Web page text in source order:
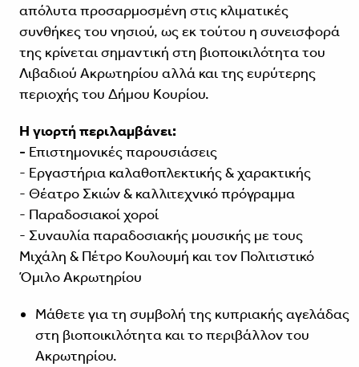
απόλυτα προσαρμοσμένη στις κλιματικές
συνθήκες του νησιού, ως εκ τούτου η συνεισφορά
της κρίνεται σημαντική στη βιοποικιλότητα του
Λιβαδιού Ακρωτηρίου αλλά και της ευρύτερης
περιοχής του Δήμου Κουρίου.
Η γιορτή περιλαμβάνει:
- Επιστημονικές παρουσιάσεις
- Εργαστήρια καλαθοπλεκτικής & χαρακτικής
- Θέατρο Σκιών & καλλιτεχνικό πρόγραμμα
- Παραδοσιακοί χοροί
- Συναυλία παραδοσιακής μουσικής με τους
Μιχάλη & Πέτρο Κουλουμή και τον Πολιτιστικό
Όμιλο Ακρωτηρίου
Μάθετε για τη συμβολή της κυπριακής αγελάδας
στη βιοποικιλότητα και το περιβάλλον του
Ακρωτηρίου.